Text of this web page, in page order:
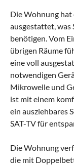
Die Wohnung hat
ausgestattet, was
benötigen. Vom
übrigen Räume
eine voll
notwendigen
Mikrowelle und
ist mit einem
ein ausziehbares
SAT-TV für
Die Wohnung
die mit